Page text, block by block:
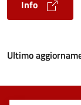
Info
Ultimo